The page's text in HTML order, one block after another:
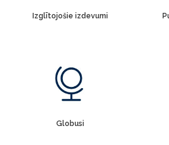
Izglītojošie izdevumi
Globusi